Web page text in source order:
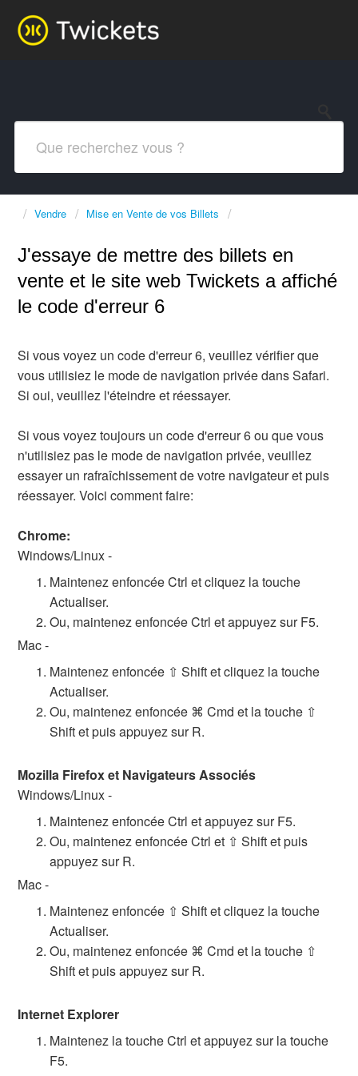
Vendre Mise en Vente de vos Billets
J'essaye de mettre des billets en
vente et le site web Twickets a affiché
le code d'erreur 6
Si vous voyez un code d'erreur 6, veuillez vérifier que
vous utilisiez le mode de navigation privée dans Safari.
Si oui, veuillez l'éteindre et réessayer.
Si vous voyez toujours un code d'erreur 6 ou que vous
n'utilisiez pas le mode de navigation privée, veuillez
essayer un rafraîchissement de votre navigateur et puis
réessayer. Voici comment faire:
Chrome:
Windows/Linux -
Maintenez enfoncée Ctrl et cliquez la touche
Actualiser.
Ou, maintenez enfoncée Ctrl et appuyez sur F5.
Mac -
Maintenez enfoncée ⇧ Shift et cliquez la touche
Actualiser.
Ou, maintenez enfoncée ⌘ Cmd et la touche ⇧
Shift et puis appuyez sur R.
Mozilla Firefox et Navigateurs Associés
Windows/Linux -
Maintenez enfoncée Ctrl et appuyez sur F5.
Ou, maintenez enfoncée Ctrl et ⇧ Shift et puis
appuyez sur R.
Mac -
Maintenez enfoncée ⇧ Shift et cliquez la touche
Actualiser.
Ou, maintenez enfoncée ⌘ Cmd et la touche ⇧
Shift et puis appuyez sur R.
Internet Explorer
Maintenez la touche Ctrl et appuyez sur la touche
F5.